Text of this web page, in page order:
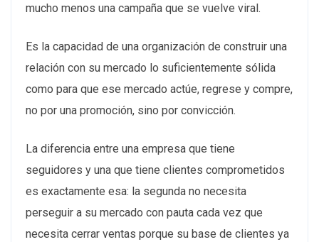
mucho menos una campaña que se vuelve viral.
Es la capacidad de una organización de construir una
relación con su mercado lo suficientemente sólida
como para que ese mercado actúe, regrese y compre,
no por una promoción, sino por convicción.
La diferencia entre una empresa que tiene
seguidores y una que tiene clientes comprometidos
es exactamente esa: la segunda no necesita
perseguir a su mercado con pauta cada vez que
necesita cerrar ventas porque su base de clientes ya